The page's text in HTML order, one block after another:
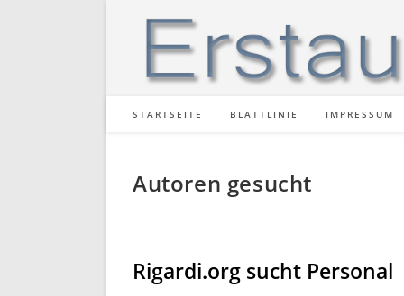
STARTSEITE BLATTLINIE IMPRESSUM
Autoren gesucht
Rigardi.org sucht Personal